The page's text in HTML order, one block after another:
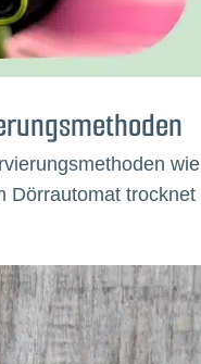
wie
Dörrautomat trocknet